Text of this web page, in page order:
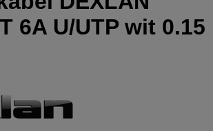
6A U/UTP wit 0.15